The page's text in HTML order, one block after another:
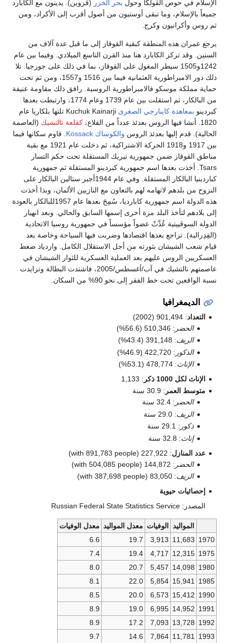
في حوض الڤولگا وحولبحر الخزر(قزوين). يدينون مع الكابارد
بالإسلام، وما تبقى أوستيون من أصول أقرب إلى الأكراد، ومن
وأكرانيون وكرج.
هذه المنطقة كبقية القوقاز إلى ما قبل عدة آلاف من
وقد تركز الكابارد هنا منذ القرن التاسع الميلادي. وفيما بين عام
1242و1505 سيطر المغول على القوقاز، بما في ذلك على جورجيا. تلا
ذلك دور الامبراطورية العثمانية فيما بين 1516 و1557، ومن ثم تحت
مملكة موسكو فالامبراطورية الروسية. رافق ذلك مقاومة عنيفة
من البالكار، ثم استقلت بين عام 1739 وعام 1774، وارتبطت بعدها
بمعاهدة كاينارجي الصغرى
Kuchuk Kainarji تلتها بلكاريا عام
كقلعة نالتشيك(العاصمة
قدم إليها بعدئذ الروسوالكوساك Kossack
. قاوم سكانها فيما
بين 1917 و1918 الحركة الاشتراكية، ثم دخلت عام 1921 مع بقية
القوقاز ضمن جمهورية تيريك المستقلة تحت حكم التسار
Tsars. أخذت بعدها اسم جمهورية كبردينو المستقلة ثم جمهورية
كباردينيا البالكار المستقلة. وفي عام 1944أجبر ستالين البالكار على
من بلدهم لاتهامه لهم بالتعاون مع النازيين الألمان، وبذا أخذت
هذه الدولة اسم جمهورية كابارديا، سُمِحَ بعدها عام 1957للبالكار بالعودة
لتأخذ البلد مرة أخرى إسمها السابق والحالي. وبعد انهيار
السوڤييتية عُدَّتْ عضواً مؤسساً في جمهورية روسيا الاتحادية
تراجع بعدها اقتصادها وضربت فيها السياحة وخاصة بعد
شعب الشيشان بثورته من أجل الاستقلال الكامل. وازدياد ضغط
الروس عليهم بعد العملية العسكرية للثوار الشيشان في
عاصمتهم نالتشيك في آب/أغسطس/2005، فاشتدت البطالة وتزايدت
تحت خط الفقر إلى نحو 90% من السكان.
الديمغرافيا
: 901,494 (2002)
: 510,346 (56.6%)
: 391,148 (43.4%)
: 422,720 (46.9%)
: 478,774 (53.1%)
لكل 1000 ذكر
: 1,133
العمر: 30.9 سنة
: 32.4 سنة
: 29.0 سنة
المنازل: 227,922 (with 891,783 people)
: 144,872 (with 504,085 people)
: 83,050 (with 387,698 people)
حيوية
الوفيات معدل المواليد
معدل الوفيات
11,683
3,913
19.7
12,315
4,717
19.4
14,098
5,457
20.7
15,941
5,854
22.0
15,412
6,573
20.0
14,952
6,995
19.0
13,728
7,093
17.2
11,781
7,864
14.6